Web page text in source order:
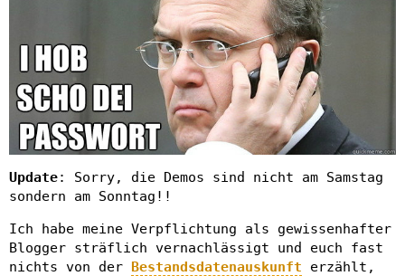
Update: Sorry, die Demos sind nicht am Samstag
sondern am Sonntag!!
Ich habe meine Verpflichtung als gewissenhafter
Blogger sträflich vernachlässigt und euch fast
nichts von der Bestandsdatenauskunft erzählt,